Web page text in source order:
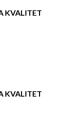
KVALITET
KVALITET